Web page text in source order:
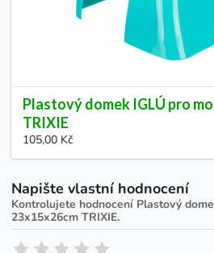
Plastový domek IGLÚ pro
TRIXIE
105,00 Kč
Napište vlastní hodnocení
Kontrolujete hodnocení Plastový
23x15x26cm TRIXIE.